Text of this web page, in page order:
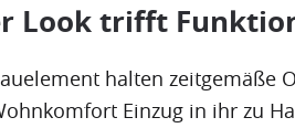
Look trifft
halten zeitgemäße
Einzug in ihr zu